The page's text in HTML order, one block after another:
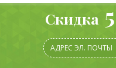
Скидка 5